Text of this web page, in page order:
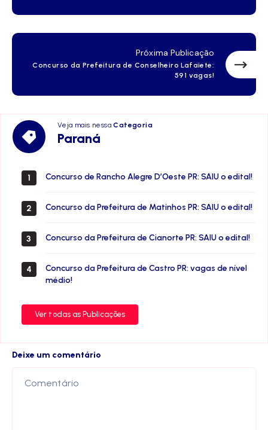
Próxima Publicação
Concurso da Prefeitura de Conselheiro Lafaiete:
591 vagas!
Veja mais nessaCategoria
Paraná
Paraná
1 Concurso de Rancho Alegre D’Oeste PR: SAIU o edital!
2 Concurso da Prefeitura de Matinhos PR: SAIU o edital!
3 Concurso da Prefeitura de Cianorte PR: SAIU o edital!
4
Concurso da Prefeitura de Castro PR: vagas de nível
médio!
Ver todas as Publicações
Deixe um comentário